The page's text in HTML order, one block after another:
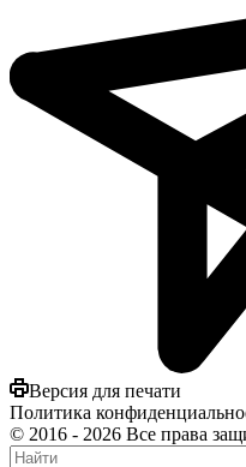
Версия для печати
Политика
© 2016 - 2026 Все права